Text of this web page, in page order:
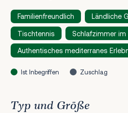
Familienfreundlich Ländliche
Tischtennis Schlafzimmer
Authentisches mediterranes
Ist Inbegriffen Zuschlag
Typ und Größe